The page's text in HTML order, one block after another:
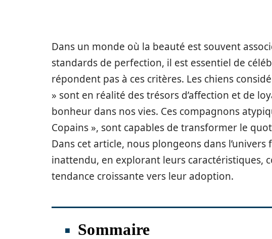
Dans un monde où la beauté est souvent
standards de perfection, il est essentiel de
répondent pas à ces critères. Les chiens
» sont en réalité des trésors d’affection et de
bonheur dans nos vies. Ces compagnons
Copains », sont capables de transformer le
Dans cet article, nous plongeons dans
inattendu, en explorant leurs caractéristiques,
tendance croissante vers leur adoption.
Sommaire